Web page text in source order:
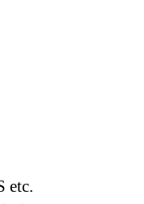
etc.